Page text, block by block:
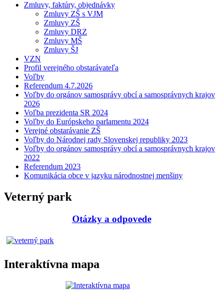
Zmluvy, faktúry, objednávky
Zmluvy ZŠ s VJM
Zmluvy ZŠ
Zmluvy DRZ
Zmluvy MŠ
Zmluvy ŠJ
VZN
Profil verejného obstarávateľa
Voľby
Referendum 4.7.2026
Voľby do orgánov samosprávy obcí a samosprávnych krajov
2026
Voľba prezidenta SR 2024
Voľby do Európskeho parlamentu 2024
Verejné obstarávanie ZŠ
Voľby do Národnej rady Slovenskej republiky 2023
Voľby do orgánov samosprávy obcí a samosprávnych krajov
2022
Referendum 2023
Komunikácia obce v jazyku národnostnej menšiny
Veterný park
Otázky a odpovede
Interaktívna mapa